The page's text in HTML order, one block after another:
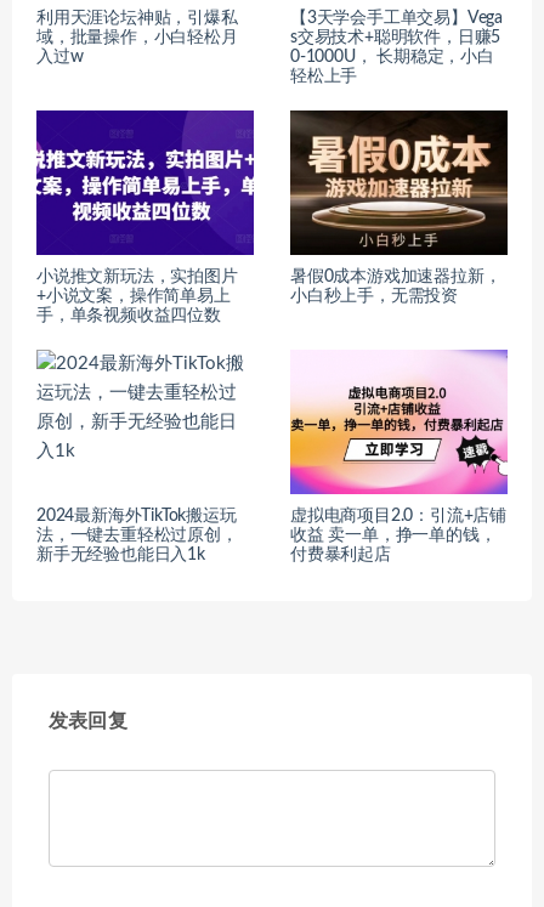
利用天涯论坛神贴，引爆私
域，批量操作，小白轻松月
入过w
【3天学会手工单交易】Vega
s交易技术+聪明软件，日赚5
0-1000U， 长期稳定，小白
轻松上手
小说推文新玩法，实拍图片
+小说文案，操作简单易上
手，单条视频收益四位数
暑假0成本游戏加速器拉新，
小白秒上手，无需投资
2024最新海外TikTok搬运玩
法，一键去重轻松过原创，
新手无经验也能日入1k
虚拟电商项目2.0：引流+店铺
收益 卖一单，挣一单的钱，
付费暴利起店
发表回复